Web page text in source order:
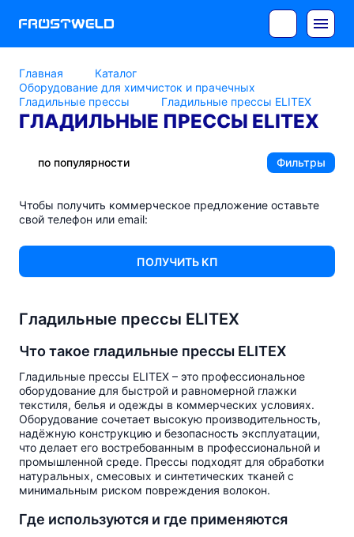
Главная
Каталог
Оборудование для химчисток и прачечных
Гладильные прессы
Гладильные прессы ELITEX
ГЛАДИЛЬНЫЕ ПРЕССЫ ELITEX
по популярности Фильтры
Чтобы получить коммерческое предложение оставьте
свой телефон или email:
ПОЛУЧИТЬ КП
Гладильные прессы ELITEX
Что такое гладильные прессы ELITEX
Гладильные прессы ELITEX – это профессиональное
оборудование для быстрой и равномерной глажки
текстиля, белья и одежды в коммерческих условиях.
Оборудование сочетает высокую производительность,
надёжную конструкцию и безопасность эксплуатации,
что делает его востребованным в профессиональной и
промышленной среде. Прессы подходят для обработки
натуральных, смесовых и синтетических тканей с
минимальным риском повреждения волокон.
Где используются и где применяются